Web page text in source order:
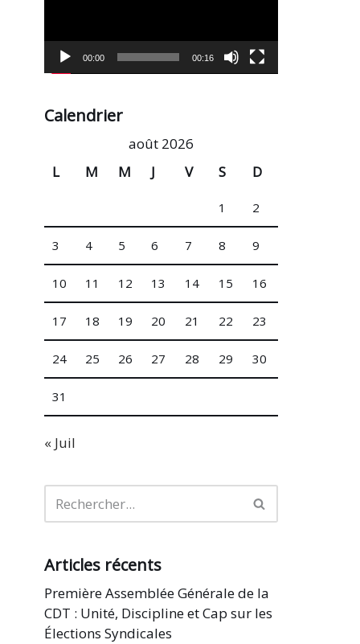
r
i
00:00 00:16
Calendrier
août 2026
L
M M J V S D
1 2
3 4 5 6 7 8 9
10 11 12 13 14 15 16
17 18 19 20 21 22 23
24 25 26 27 28 29 30
31
« Juil
Articles récents
Première Assemblée Générale de la
CDT : Unité, Discipline et Cap sur les
Élections Syndicales